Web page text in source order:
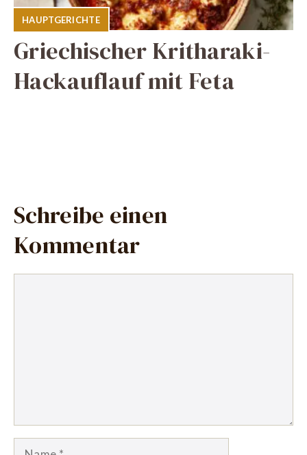
HAUPTGERICHTE
Griechischer Kritharaki-
Hackauflauf mit Feta
Schreibe einen
Kommentar
Name